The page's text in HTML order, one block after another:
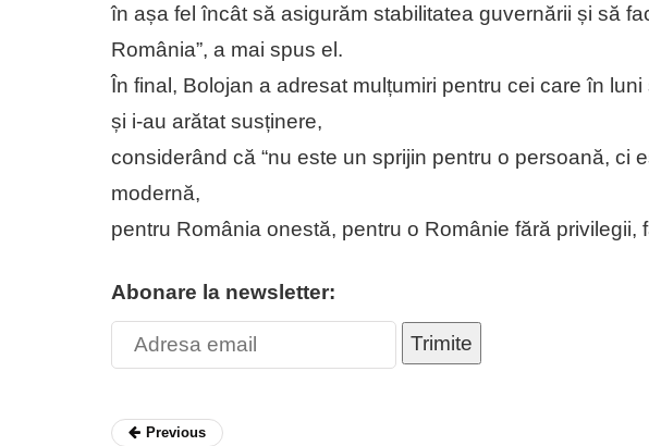
în așa fel încât să asigurăm stabilitatea guvernării și să
România”, a mai spus el.
În final, Bolojan a adresat mulțumiri pentru cei care în
și i-au arătat susținere,
considerând că “nu este un sprijin pentru o persoană, ci
modernă,
pentru România onestă, pentru o Românie fără privilegii,
Abonare la newsletter:
Trimite
Previous